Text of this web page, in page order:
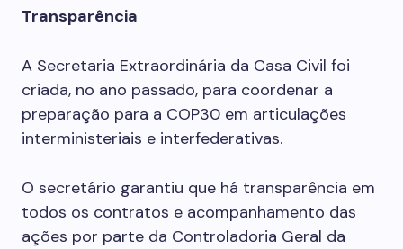
Transparência
A Secretaria Extraordinária da Casa Civil foi
criada, no ano passado, para coordenar a
preparação para a COP30 em articulações
interministeriais e interfederativas.
O secretário garantiu que há transparência em
todos os contratos e acompanhamento das
ações por parte da Controladoria Geral da